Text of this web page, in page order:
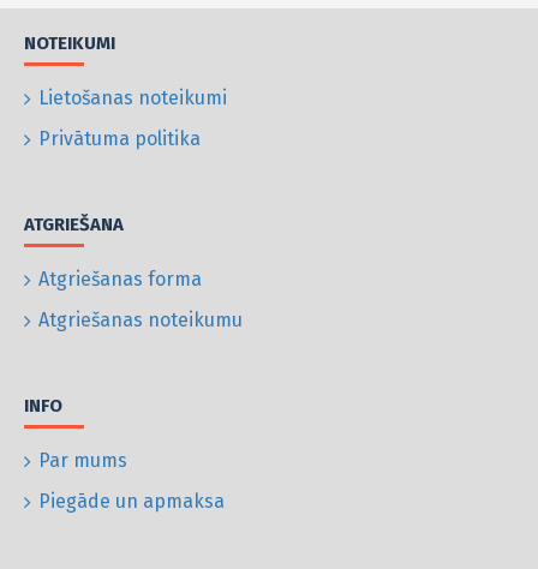
NOTEIKUMI
Lietošanas noteikumi
Privātuma politika
ATGRIEŠANA
Atgriešanas forma
Atgriešanas noteikumu
INFO
Par mums
Piegāde un apmaksa